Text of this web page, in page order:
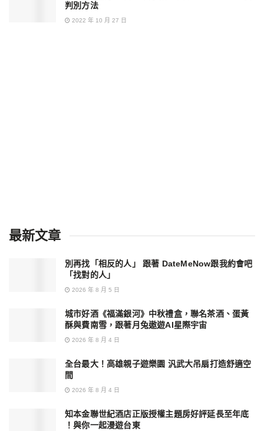
判別方法
2022 年 10 月 27 日
最新文章
別再找「相反的人」 跟著 DateMeNow跟我約會吧
「找對的人」
2026 年 8 月 5 日
城市好酒《福滿銀河》中秋禮盒，聯名茶酒、蛋黃
酥與費南雪，跟著月兔遨遊AI星際宇宙
2026 年 8 月 4 日
全台最大！高雄親子遊樂園 汎武大吊扇打造舒適空
間
2026 年 8 月 4 日
知本金聯世紀酒店正版授權主題房好評延長至年底
！與你一起漫遊台東